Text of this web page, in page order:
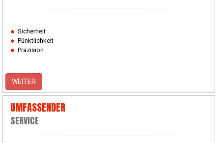
Sicherheit
Pünktlichkeit
Präzision
WEITER
UMFASSENDER
SERVICE